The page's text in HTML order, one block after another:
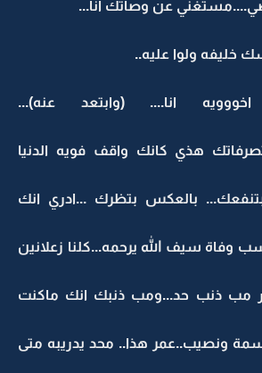
عن وصاتك انا...
خليفه ولوا عليه..
انا.... (وابتعد عنه)...
هذي كانك واقف فويه الدنيا
بالعكس بتظرك ...ادري انك
سيف الله يرحمه...كلنا زعلانين
مب ذنب حد...ومب ذنبك انك ماكنت
ونصيب..عمر هذا.. محد يدريبه متى